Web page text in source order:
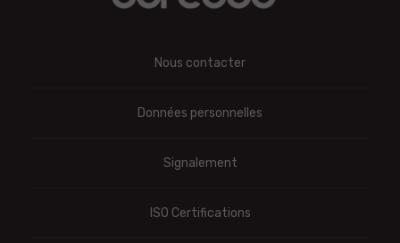
Nous contacter
Données personnelles
Signalement
ISO Certifications